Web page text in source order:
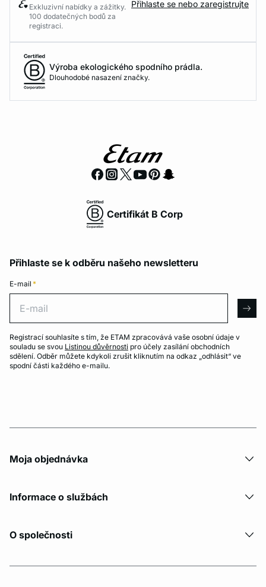
Exkluzivní nabídky a zážitky.
100 dodatečných bodů za
registraci.
Přihlaste se nebo zaregistrujte
Výroba ekologického spodního prádla.
Dlouhodobé nasazení značky.
Certifikát B Corp
Přihlaste se k odběru našeho newsletteru
E-mail *
Registrací souhlasíte s tím, že ETAM zpracovává vaše osobní údaje v
souladu se svou Listinou důvěrnosti pro účely zasílání obchodních
sdělení. Odběr můžete kdykoli zrušit kliknutím na odkaz „odhlásit“ ve
spodní části každého e-mailu.
Moja objednávka
Informace o službách
O společnosti